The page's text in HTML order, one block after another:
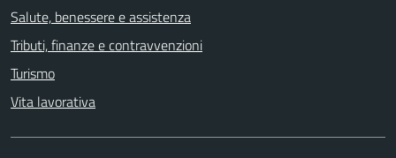
Salute, benessere e assistenza
Tributi, finanze e contravvenzioni
Turismo
Vita lavorativa